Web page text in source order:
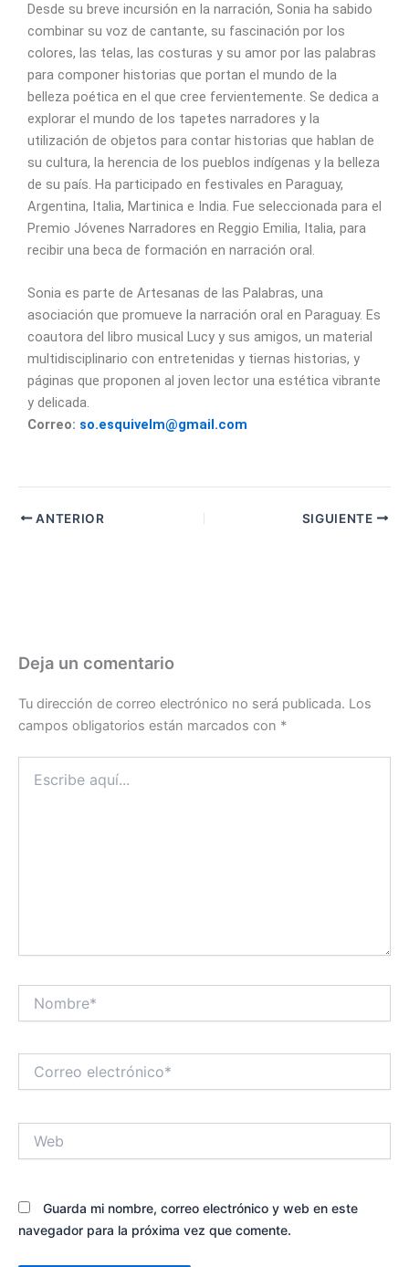
Desde su breve incursión en la narración, Sonia ha sabido
combinar su voz de cantante, su fascinación por los
colores, las telas, las costuras y su amor por las palabras
para componer historias que portan el mundo de la
belleza poética en el que cree fervientemente. Se dedica a
explorar el mundo de los tapetes narradores y la
utilización de objetos para contar historias que hablan de
su cultura, la herencia de los pueblos indígenas y la belleza
de su país. Ha participado en festivales en Paraguay,
Argentina, Italia, Martinica e India. Fue seleccionada para el
Premio Jóvenes Narradores en Reggio Emilia, Italia, para
recibir una beca de formación en narración oral.
Sonia es parte de Artesanas de las Palabras, una
asociación que promueve la narración oral en Paraguay. Es
coautora del libro musical Lucy y sus amigos, un material
multidisciplinario con entretenidas y tiernas historias, y
páginas que proponen al joven lector una estética vibrante
y delicada.
Correo: so.esquivelm@gmail.com
ANTERIOR SIGUIENTE
Deja un comentario
Tu dirección de correo electrónico no será publicada. Los
campos obligatorios están marcados con *
aquí...
electrónico*
Guarda mi nombre, correo electrónico y web en este
navegador para la próxima vez que comente.